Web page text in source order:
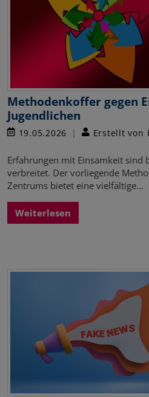
Methodenkoffer gegen
Jugendlichen
19.05.2026 Erstellt von
Erfahrungen mit Einsamkeit sind
verbreitet. Der vorliegende
Zentrums bietet eine vielfältige…
Weiterlesen